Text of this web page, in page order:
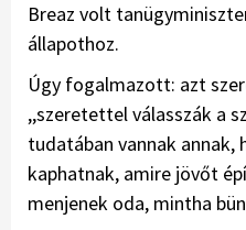
Breaz volt
állapothoz.
Úgy fogalmazott: azt
,,szeretettel válasszák a
tudatában vannak
kaphatnak, amire jövőt
menjenek oda, mintha